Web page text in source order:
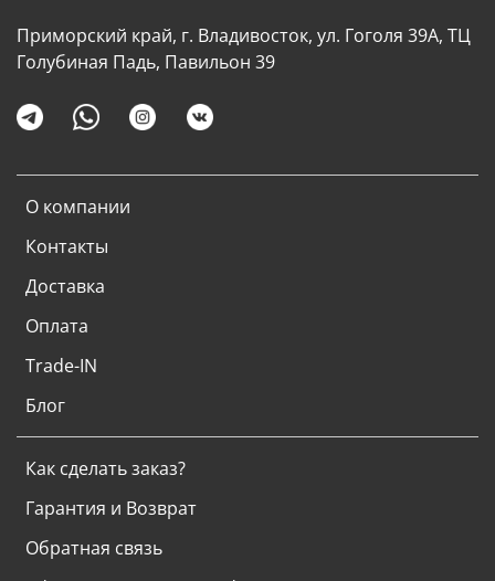
О компании
Контакты
Доставка
Оплата
Trade-IN
Блог
Как сделать заказ?
Гарантия и Возврат
Обратная связь
Приморский край, г. Владивосток, ул. Гоголя 39А, ТЦ
Голубиная Падь, Павильон 39